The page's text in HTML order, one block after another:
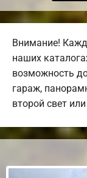
Внимание!
наших
возможность
гараж,
второй свет